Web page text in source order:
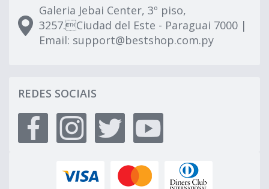
Galeria Jebai Center, 3º piso,
3257.Ciudad del Este - Paraguai 7000 |
Email: support@bestshop.com.py
REDES SOCIAIS